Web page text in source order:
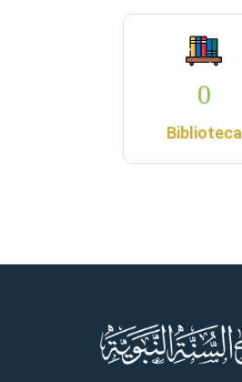
0
Biblioteca